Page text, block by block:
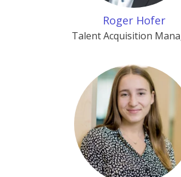
Roger Hofer
Talent Acquisition